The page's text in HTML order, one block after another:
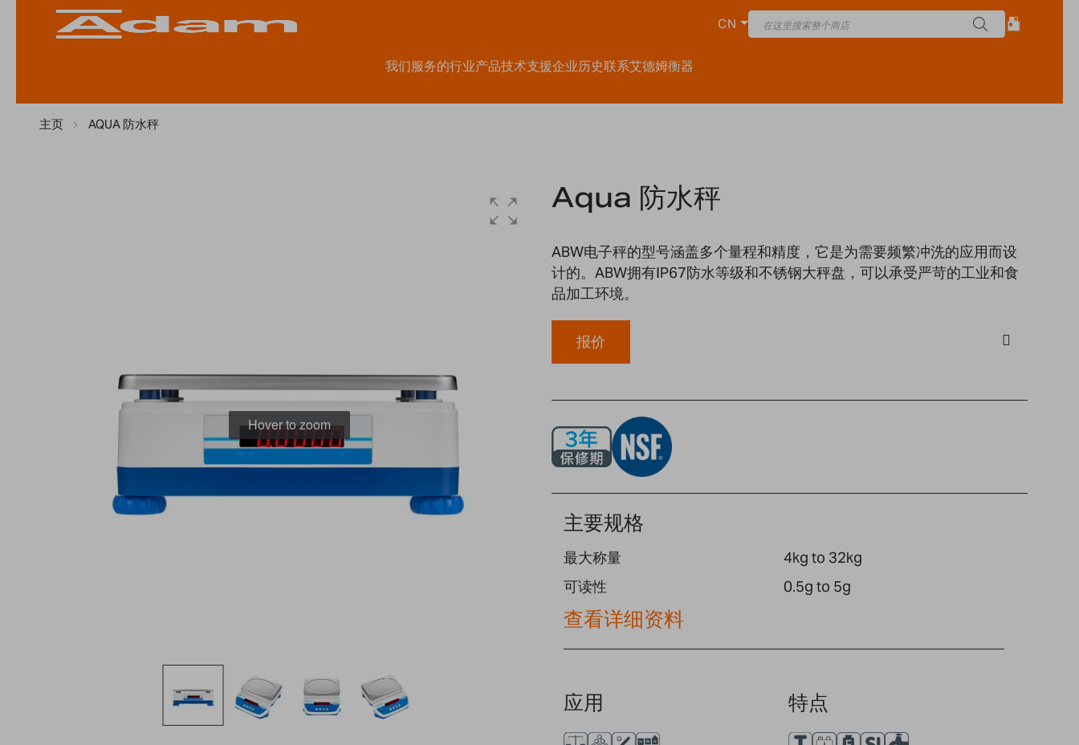
我们服务的行业产品技术支援企业历史联系艾德姆衡器
CN
主页 AQUA 防水秤
Hover to zoom
Aqua 防水秤
ABW电子秤的型号涵盖多个量程和精度，它是为需要频繁冲洗的应用而设
计的。ABW拥有IP67防水等级和不锈钢大秤盘，可以承受严苛的工业和食
品加工环境。
报价
主要规格
最大称量
4kg to 32kg
可读性
0.5g to 5g
查看详细资料
应用 特点